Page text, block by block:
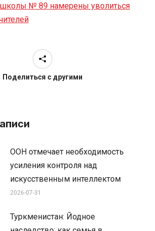
№ 89 намерены уволиться
Поделиться с другими
ООН отмечает необходимость
усиления контроля над
искусственным интеллектом
2026-07-31
Туркменистан: Йодное